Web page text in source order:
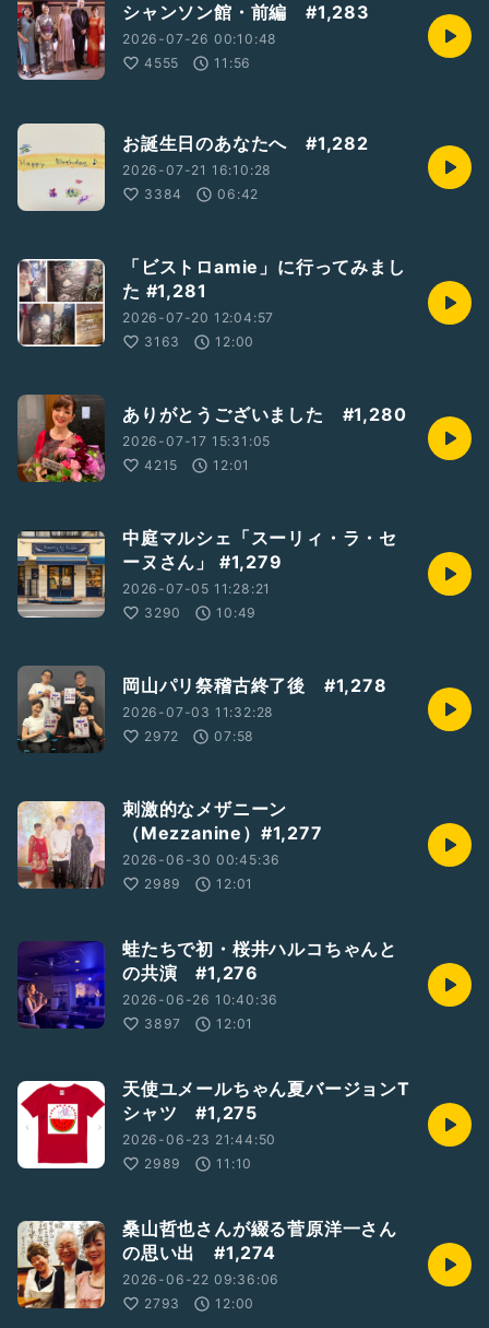
#野村呉服店着付
#カプリス着物ライヴ
#すずろベルト
#是非苫小牧に誘致を
シャンソン館・前編 #1,283
2026-07-26 00:10:48
4555
11:56
お誕生日のあなたへ #1,282
2026-07-21 16:10:28
3384
06:42
「ビストロamie」に行ってみまし
た #1,281
2026-07-20 12:04:57
3163
12:00
ありがとうございました #1,280
2026-07-17 15:31:05
4215
12:01
中庭マルシェ「スーリィ・ラ・セ
ーヌさん」 #1,279
2026-07-05 11:28:21
3290
10:49
岡山パリ祭稽古終了後 #1,278
2026-07-03 11:32:28
2972
07:58
刺激的なメザニーン
（Mezzanine）#1,277
2026-06-30 00:45:36
2989
12:01
蛙たちで初・桜井ハルコちゃんと
の共演 #1,276
2026-06-26 10:40:36
3897
12:01
天使ユメールちゃん夏バージョンT
シャツ #1,275
2026-06-23 21:44:50
2989
11:10
桑山哲也さんが綴る菅原洋一さん
の思い出 #1,274
2026-06-22 09:36:06
2793
12:00